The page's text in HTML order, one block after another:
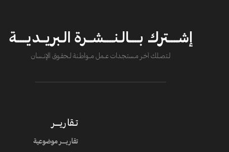
إشــــترك بــــالـنــــشــرة الـبريــديــــة
لــتصــلك آخــر مــستـجــدات عــــمل مــــواطــنة لـــحقــوق الإنــــسان
تــقاريـــــر
تقاريــــر موضوعية